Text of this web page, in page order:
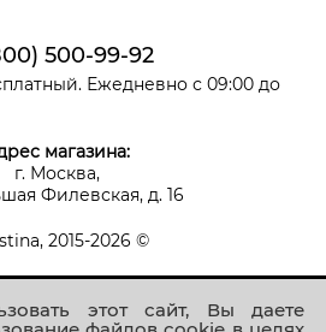
этот сайт, Вы даете
500-99-92
Ежедневно с 09:00 до
магазина:
г. Москва,
Филевская, д. 16
2015-2026 ©